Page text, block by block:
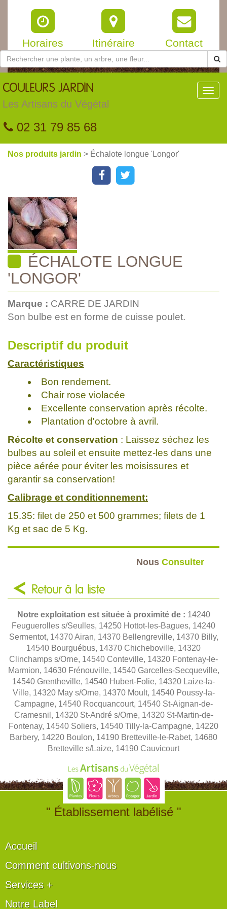
Horaires Itinéraire Contact
COULEURS JARDIN
Les Artisans du Végétal
02 31 79 85 68
Nos produits jardin > Échalote longue 'Longor'
ÉCHALOTE LONGUE
'LONGOR'
Marque : CARRE DE JARDIN
Son bulbe est en forme de cuisse poulet.
Descriptif du produit
Caractéristiques
Bon rendement.
Chair rose violacée
Excellente conservation après récolte.
Plantation d'octobre à avril.
Récolte et conservation : Laissez séchez les
bulbes au soleil et ensuite mettez-les dans une
pièce aérée pour éviter les moisissures et
garantir sa conservation!
Calibrage et conditionnement:
15.35: filet de 250 et 500 grammes; filets de 1
Kg et sac de 5 Kg.
Nous Consulter
Retour à la liste
Notre exploitation est située à proximité de : 14240
Feuguerolles s/Seulles, 14250 Hottot-les-Bagues, 14240
Sermentot, 14370 Airan, 14370 Bellengreville, 14370 Billy,
14540 Bourguébus, 14370 Chicheboville, 14320
Clinchamps s/Orne, 14540 Conteville, 14320 Fontenay-le-
Marmion, 14630 Frénouville, 14540 Garcelles-Secqueville,
14540 Grentheville, 14540 Hubert-Folie, 14320 Laize-la-
Ville, 14320 May s/Orne, 14370 Moult, 14540 Poussy-la-
Campagne, 14540 Rocquancourt, 14540 St-Aignan-de-
Cramesnil, 14320 St-André s/Orne, 14320 St-Martin-de-
Fontenay, 14540 Soliers, 14540 Tilly-la-Campagne, 14220
Barbery, 14220 Boulon, 14190 Bretteville-le-Rabet, 14680
Bretteville s/Laize, 14190 Cauvicourt
" Établissement labélisé "
Accueil
Comment cultivons-nous
Services +
Notre Label